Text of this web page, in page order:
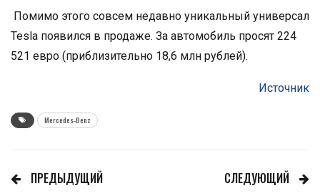
Помимо этого совсем недавно уникальный универсал
Tesla появился в продаже. За автомобиль просят 224
521 евро (приблизительно 18,6 млн рублей).
Источник
Mercedes-Benz
ПРЕДЫДУЩИЙ
СЛЕДУЮЩИЙ